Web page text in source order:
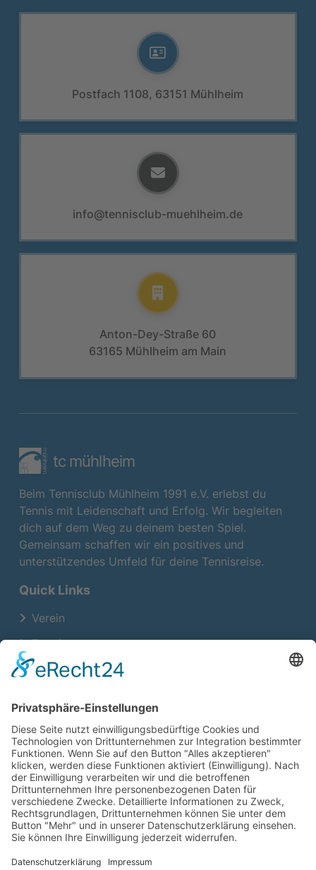
Postfach 1108, 63151 Mühlheim
info@tennisclub-muehlheim.de
Anton-Dey-Straße 60
63165 Mühlheim am Main
tc mühlheim
Beim Tennisclub Mühlheim 1991 e.V. erlebst du
Tennis mit Leidenschaft und Erfolg. Wir begleiten
dich auf dem Weg zu deinem besten Spiel.
Gemeinsam schaffen wir ein positives und
unterstützendes Umfeld für deine Tennisreise.
Quick Links
Verein
Termine
Training
Kontakt
Platzöffnungszeiten
Montag – Sonntag 07:00 – 22:00 Uhr
Social